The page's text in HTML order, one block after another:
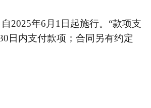
自2025年6月1日起施行。“款项支
日内支付款项；合同另有约定